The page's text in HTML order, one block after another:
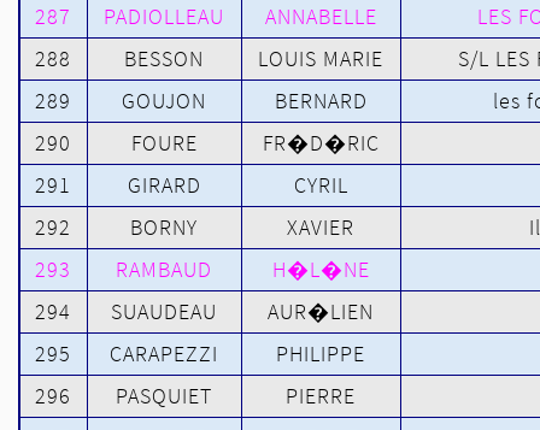
287
PADIOLLEAU ANNABELLE
LES
288
BESSON LOUIS MARIE
S/L LES
289
GOUJON BERNARD
les
290
FOURE
FR�D�RIC
291
GIRARD
CYRIL
292
BORNY XAVIER
293
RAMBAUD
H�L�NE
294
SUAUDEAU
AUR�LIEN
295
CARAPEZZI
PHILIPPE
296
PASQUIET
PIERRE